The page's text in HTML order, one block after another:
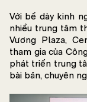
Với bề dày kinh
nhiều trung tâm
Vương Plaza,
tham gia của
phát triển trung
bài bản, chuyên